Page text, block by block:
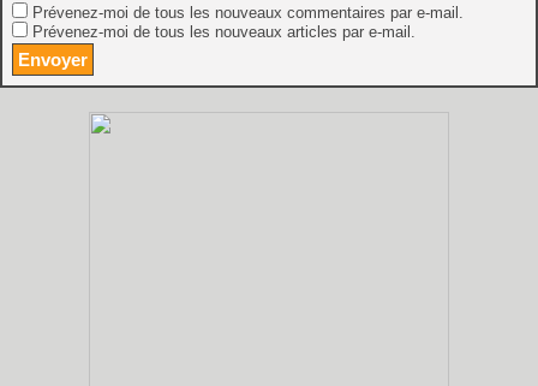
Prévenez-moi de tous les nouveaux commentaires par e-mail.
Prévenez-moi de tous les nouveaux articles par e-mail.